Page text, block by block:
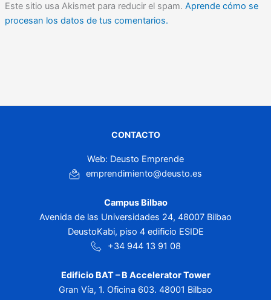
Este sitio usa Akismet para reducir el spam. Aprende cómo se
procesan los datos de tus comentarios.
CONTACTO
Web: Deusto Emprende
emprendimiento@deusto.es
Campus Bilbao
Avenida de las Universidades 24, 48007 Bilbao
DeustoKabi, piso 4 edificio ESIDE
+34 944 13 91 08
Edificio BAT – B Accelerator Tower
Gran Vía, 1. Oficina 603. 48001 Bilbao